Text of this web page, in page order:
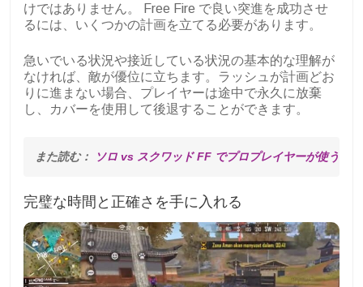
けではありません。 Free Fire で良い突進を成功させ
るには、いくつかの計画を立てる必要があります。
急いでいる状況や接近している状況の基本的な理解が
なければ、敵が優位に立ちます。ラッシュが計画どお
りに進まない場合、プレイヤーは途中で永久に放棄
し、カバーを使用して後退することができます。
また読む： ソロ vs スクワッド FF でプロプレイヤーが使う裏
完璧な時間と正確さを手に入れる